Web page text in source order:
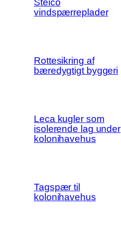
Steico
vindspærreplader
Rottesikring af
bæredygtigt byggeri
Leca kugler som
isolerende lag under
kolonihavehus
Tagspær til
kolonihavehus